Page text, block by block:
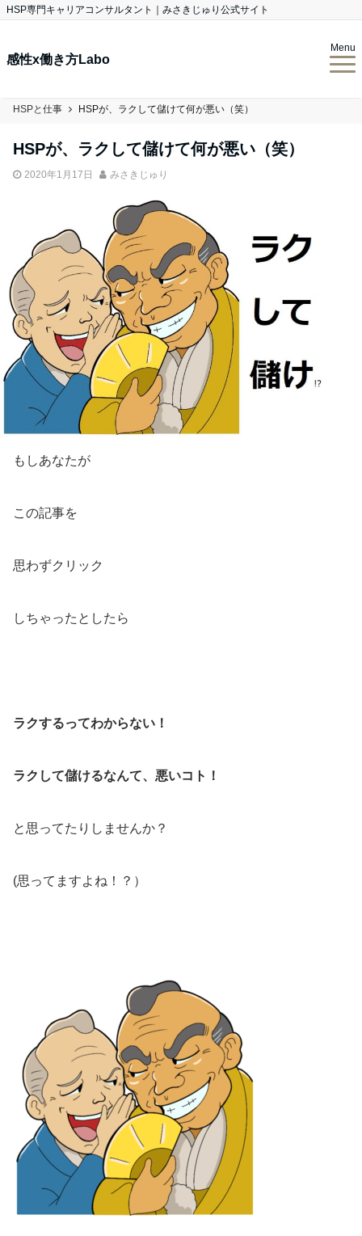
HSP専門キャリアコンサルタント｜みさきじゅり公式サイト
感性x働き方Labo
Menu
HSPと仕事 HSPが、ラクして儲けて何が悪い（笑）
HSPが、ラクして儲けて何が悪い（笑）
2020年1月17日 みさきじゅり
もしあなたが
この記事を
思わずクリック
しちゃったとしたら
ラクするってわからない！
ラクして儲けるなんて、悪いコト！
と思ってたりしませんか？
(思ってますよね！？）